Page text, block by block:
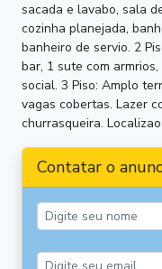
sacada e lavabo, sala
cozinha planejada,
banheiro de servio. 2
bar, 1 sute com
social. 3 Piso: Amplo
vagas cobertas. Lazer
churrasqueira.
Contatar o